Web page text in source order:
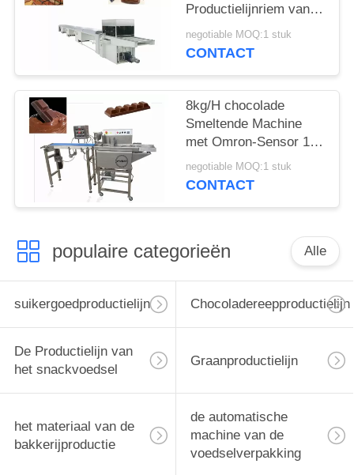
Productielijnriem van
de Snackpastei Met
een laag bedekte
negotiable MOQ:1 stuk
CONTACT
8kg/H chocolade
Smeltende Machine
met Omron-Sensor 1
Jaargarantie
negotiable MOQ:1 stuk
CONTACT
populaire categorieën Alle
suikergoedproductielijn Chocoladereepproductielijn
De Productielijn van
het snackvoedsel
Graanproductielijn
het materiaal van de
bakkerijproductie
de automatische
machine van de
voedselverpakking